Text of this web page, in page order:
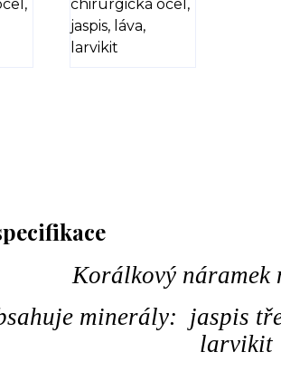
Korálkový náramek
minerály: jaspis
larvikit